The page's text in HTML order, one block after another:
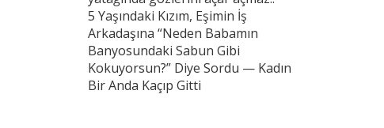
5 Yaşındaki Kızım, Eşimin İş
Arkadaşına “Neden Babamın
Banyosundaki Sabun Gibi
Kokuyorsun?” Diye Sordu — Kadın
Bir Anda Kaçıp Gitti